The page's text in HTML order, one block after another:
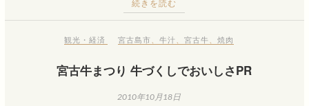
続きを読む
観光・経済 宮古島市 、牛汁 、宮古牛 、焼肉
宮古牛まつり 牛づくしでおいしさPR
2010年10月18日